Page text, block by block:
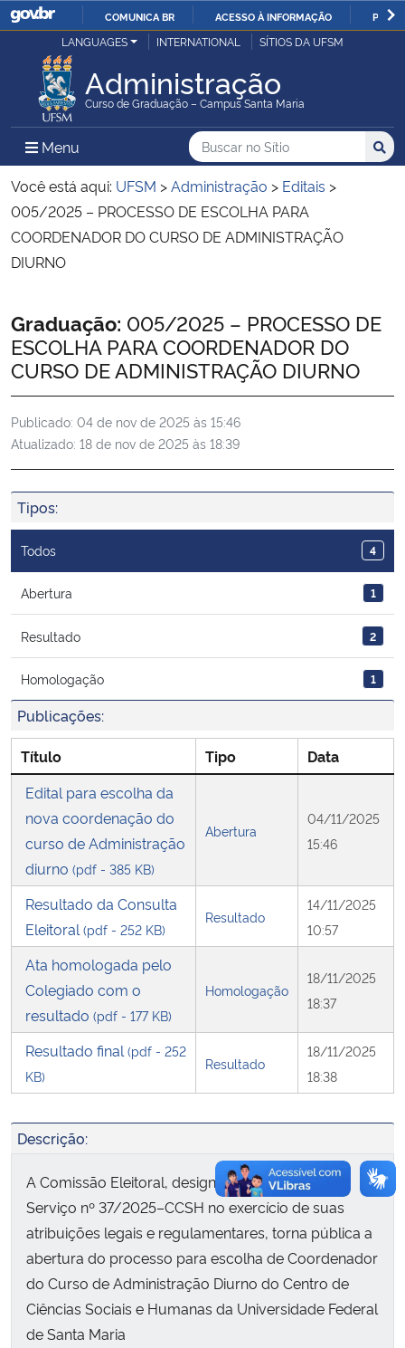
IR
O
COMUNICA BR ACESSO À INFORMAÇÃO
Ministério da Justiça e Segurança Pública
Ministério da Defesa
Ministério das Relações Exteriores
Ministério da Economia
Ministério da Agricultura, Pecuária e Abastecimento
Ministério da Educação
Ministério da Cidadania
Ministério da Saúde
Ministério de Minas e Energia
Ministério do Meio Ambiente
Ministério do Turismo
Ministério do Desenvolvimento Regional
Controladoria-Geral da União
Ministério da Mulher, da Família e dos Direitos Humanos
Secretaria-Geral
Secretaria de Governo
Gabinete de Segurança Institucional
Advocacia-Geral da União
Banco Central do Brasil
Planalto
LANGUAGES INTERNATIONAL SÍTIOS DA UFSM
Administração
Curso de Graduação – Campus Santa Maria
Menu Menu Principal do Sítio
Busca
Buscar no no Sítio
Busca:
Você está aqui: UFSM >Administração > Editais >
005/2025 – PROCESSO DE ESCOLHA PARA
COORDENADOR DO CURSO DE ADMINISTRAÇÃO
DIURNO
Início do conteúdo
Graduação: 005/2025 – PROCESSO DE
ESCOLHA PARA COORDENADOR DO
CURSO DE ADMINISTRAÇÃO DIURNO
Publicado: 04 de nov de 2025 às 15:46
Atualizado: 18 de nov de 2025 às 18:39
Tipos:
Todos 4
Abertura 1
Resultado 2
Homologação 1
Publicações:
Título Tipo
Data
Edital para escolha da
nova coordenação do
curso de Administração
diurno (pdf - 385 KB)
Abertura
04/11/2025
15:46
Resultado da Consulta
Eleitoral (pdf - 252 KB)
Resultado
14/11/2025
10:57
Ata homologada pelo
Colegiado com o
resultado (pdf - 177 KB)
Homologação
18/11/2025
18:37
Resultado final (pdf - 252
KB)
Resultado
18/11/2025
18:38
Descrição:
A Comissão Eleitoral, designada pela Ordem de
Serviço nº 37/2025–CCSH no exercício de suas
atribuições legais e regulamentares, torna pública a
abertura do processo para escolha de Coordenador
do Curso de Administração Diurno do Centro de
Ciências Sociais e Humanas da Universidade Federal
de Santa Maria